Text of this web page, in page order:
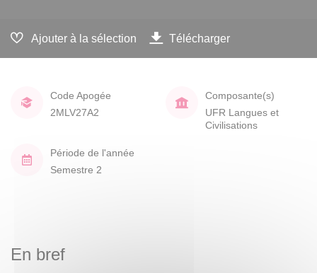
Ajouter à la sélection Télécharger
Code Apogée
2MLV27A2
Composante(s)
UFR Langues et
Civilisations
Période de l'année
Semestre 2
En bref